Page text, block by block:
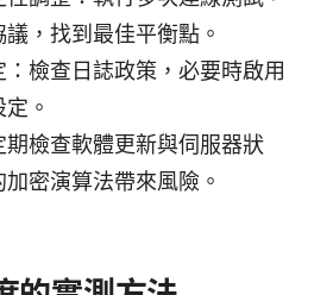
，找到最佳平衡點。
：檢查日誌政策，必要時啟用
。
檢查軟體更新與伺服器狀
密演算法帶來風險。